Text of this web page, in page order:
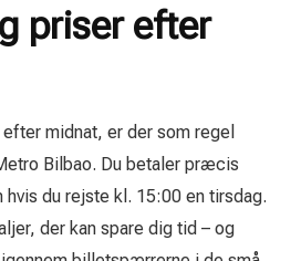
priser efter
midnat, er der som regel
Bilbao. Du betaler præcis
hvis du rejste kl. 15:00 en tirsdag.
der kan spare dig tid – og